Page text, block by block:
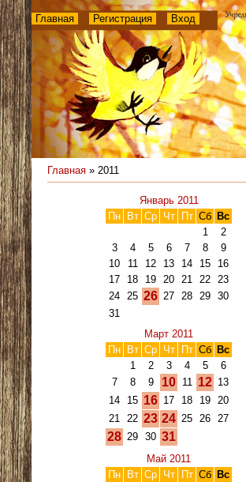
Главная Регистрация Вход
Главная » 2011
Январь 2011
Пн
Вт Ср Чт Пт Сб Вс
1
2
3
4 5 6 7 8
9
10
11 12 13 14 15
16
17
18 19 20 21 22 23
24 25 26 27 28 29 30
31
Март 2011
Пн
Вт Ср Чт Пт Сб Вс
1
2 3 4 5
6
7
8 9 10 11 12 13
14
15 16 17 18 19 20
21 22 23 24 25 26 27
28 29 30 31
Май 2011
Пн
Вт Ср Чт Пт Сб Вс